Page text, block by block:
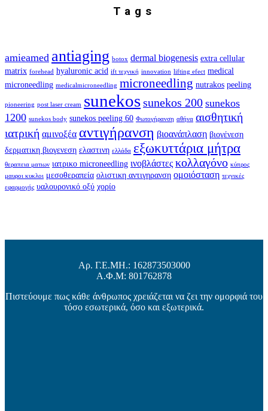
Tags
amieamed antiaging botox dermal biogenesis extra cellular
matrix forehead hyaluronic acid ift τεχνική innovation lifting efect medical
microneedling medicalmicroneedling microneedling nutrakos peeling
pioneering post laser cream sunekossunekos 200 sunekos
1200 sunekos body sunekos peeling 60 Φωτογήρανση αθήνα αισθητική
ιατρική αμινοξέα αντιγήρανση βιοανάπλαση βιογένεση
δερματικη βιογενεση ελαστινη ελλάδα εξωκυττάρια μήτρα
θεραπεια ματιων ιατρικο microneedling ινοβλάστες κολλαγόνο κύπρος
μαυροι κυκλοι μεσοθεραπεία ολιστικη αντιγηρανση ομοιόσταση τεχνικές
εφαρμογής υαλουρονικό οξύ χορίο
Αρ. Γ.Ε.ΜΗ.: 162873503000
Α.Φ.Μ: 801762878
Πιστεύουμε πως κάθε άνθρωπος χρειάζεται να ζει την ομορφιά του
τόσο εσωτερικά, όσο και εξωτερικά.